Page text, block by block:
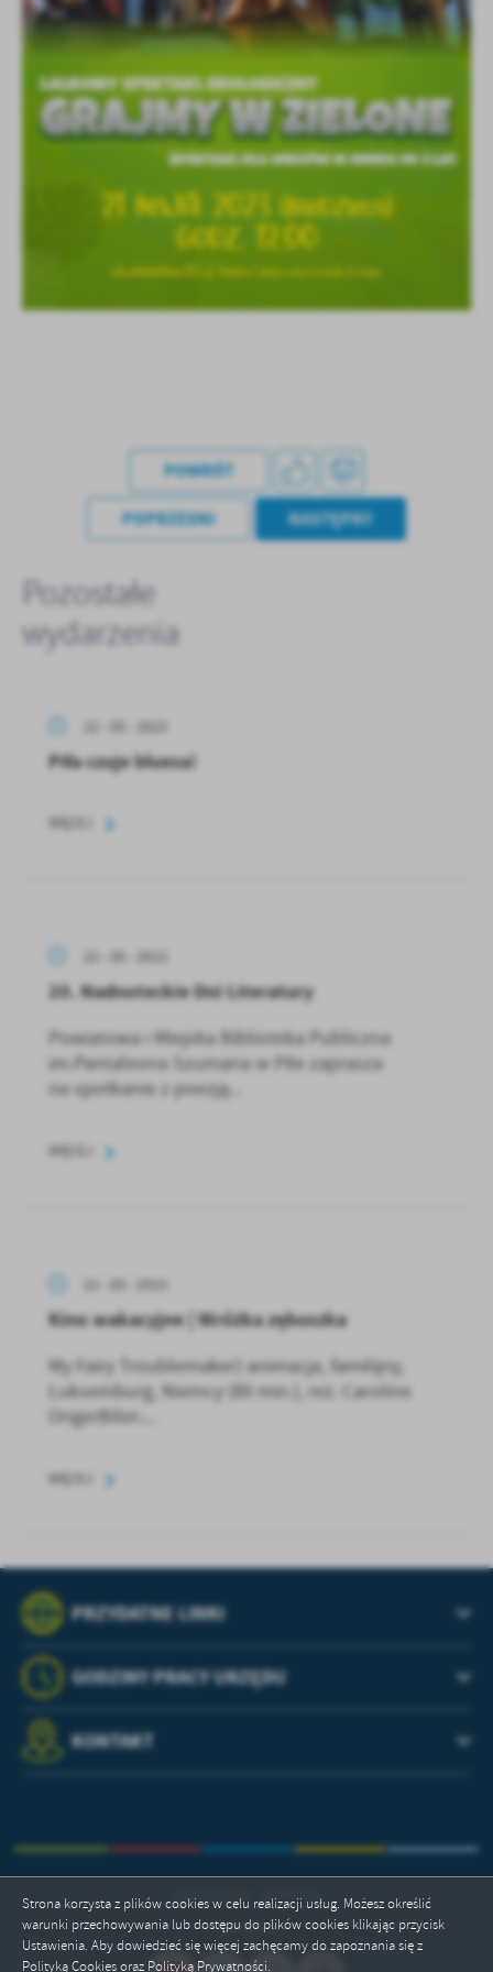
Strona korzysta z plików cookies w celu realizacji usług. Możesz określić
warunki przechowywania lub dostępu do plików cookies klikając przycisk
Ustawienia. Aby dowiedzieć się więcej zachęcamy do zapoznania się z
Polityką Cookies oraz Polityką Prywatności.
treści w postaci wiadomości, ofert, komunikatów mediów
społecznościowych.
POWRÓT
POPRZEDNI NASTĘPNY
Pozostałe
wydarzenia
22 - 05 - 2023
Piła czuje bluesa!
22 - 05 - 2023
20. Nadnoteckie Dni Literatury
Powiatowa i Miejska Biblioteka Publiczna
im.Pantaleona Szumana w Pile zaprasza
na spotkanie z poezją...
22 - 05 - 2023
Kino wakacyjne | Wróżka zębuszka
My Fairy Troublemaker) animacja, familijny,
Luksemburg, Niemcy (80 min.), reż. Caroline
OrigerBilet:...
PRZYDATNE LINKI
GODZINY PRACY URZĘDU
KONTAKT
Odwiedzin: 3398450
Online: 8